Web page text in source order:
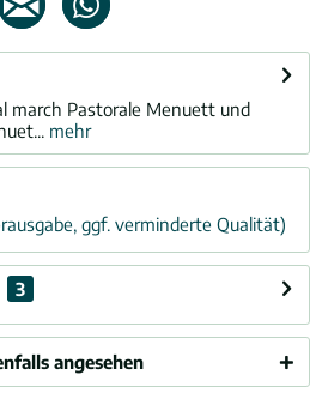
march Pastorale Menuett und
mehr
ggf. verminderte Qualität)
3
angesehen